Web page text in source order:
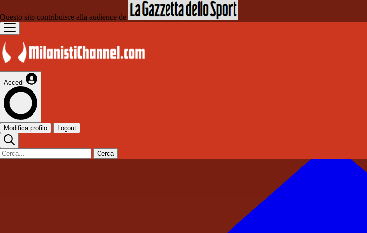
Questo sito contribuisce alla audience de
Accedi
Modifica profilo Logout
Cerca